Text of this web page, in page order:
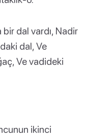
dal vardı, Nadir
dal, Ve
Ve vadideki
ikinci